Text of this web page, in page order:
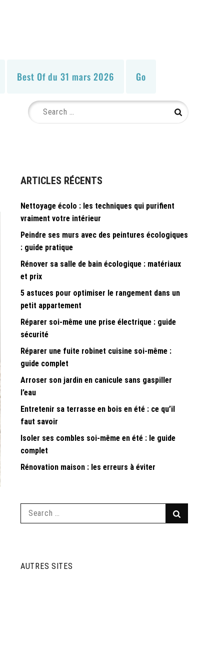
Best Of du 31 mars 2026 Go
Search
for:
Search
ARTICLES RÉCENTS
Nettoyage écolo : les techniques qui purifient
vraiment votre intérieur
Peindre ses murs avec des peintures écologiques
: guide pratique
Rénover sa salle de bain écologique : matériaux
et prix
5 astuces pour optimiser le rangement dans un
petit appartement
Réparer soi-même une prise électrique : guide
sécurité
Réparer une fuite robinet cuisine soi-même :
guide complet
Arroser son jardin en canicule sans gaspiller
l’eau
Entretenir sa terrasse en bois en été : ce qu’il
faut savoir
Isoler ses combles soi-même en été : le guide
complet
Rénovation maison : les erreurs à éviter
Search
AUTRES SITES